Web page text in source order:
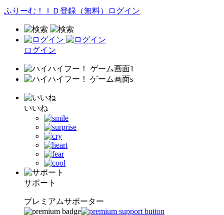
ふりーむ！ＩＤ登録（無料） ログイン
ログイン
いいね
サポート
プレミアムサポーター